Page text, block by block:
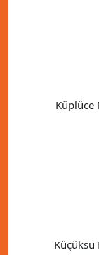
Küplüce
Küçüksu